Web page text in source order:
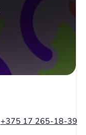
+375 17 265-18-39